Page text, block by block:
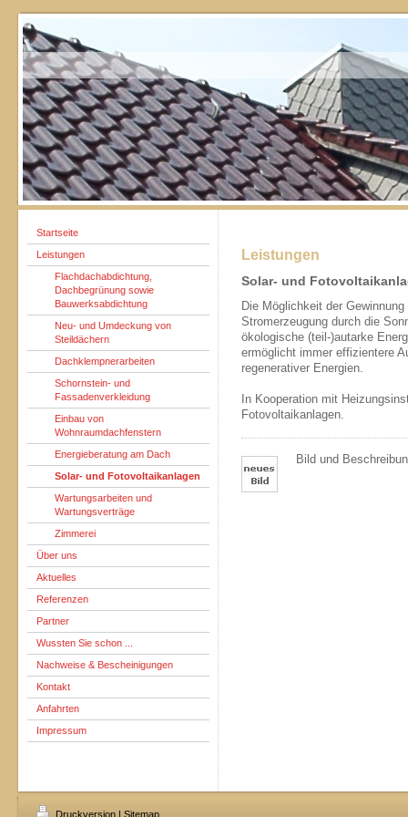
Startseite
Leistungen
Flachdachabdichtung,
Dachbegrünung sowie
Bauwerksabdichtung
Neu- und Umdeckung von
Steildächern
Dachklempnerarbeiten
Schornstein- und
Fassadenverkleidung
Einbau von
Wohnraumdachfenstern
Energieberatung am Dach
Solar- und Fotovoltaikanlagen
Wartungsarbeiten und
Wartungsverträge
Zimmerei
Über uns
Aktuelles
Referenzen
Partner
Wussten Sie schon ...
Nachweise & Bescheinigungen
Kontakt
Anfahrten
Impressum
Leistungen
Solar- und
Die Möglichkeit der
Stromerzeugung durch die
ökologische (teil-)autarke
ermöglicht immer effizientere
regenerativer Energien.
In Kooperation mit
Fotovoltaikanlagen.
Bild und
Druckversion | Sitemap